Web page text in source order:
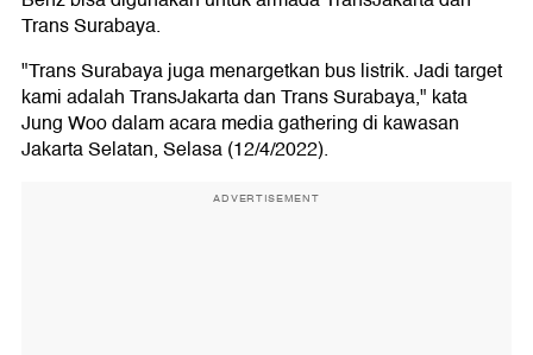
Trans Surabaya.
"Trans Surabaya juga menargetkan bus listrik. Jadi target
kami adalah TransJakarta dan Trans Surabaya," kata
Jung Woo dalam acara media gathering di kawasan
Jakarta Selatan, Selasa (12/4/2022).
ADVERTISEMENT